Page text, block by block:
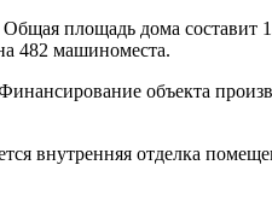
площадь дома составит
482 машиноместа.
объекта
внутренняя отделка